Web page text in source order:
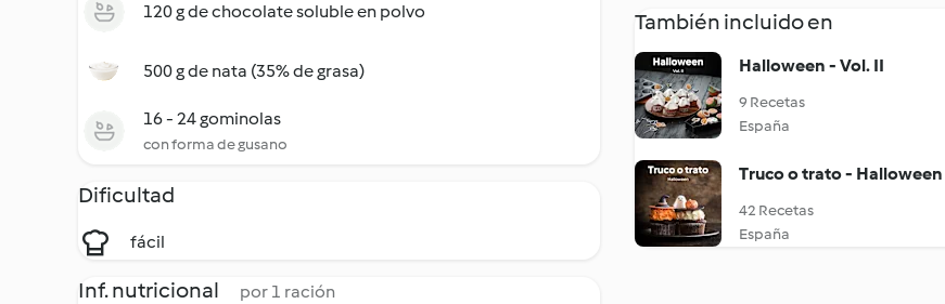
120 g de chocolate soluble en polvo
500 g de nata (35% de grasa)
16 - 24 gominolas
con forma de gusano
Dificultad
fácil
Inf. nutricional por 1 ración
También incluido en
Halloween - Vol. II
9 Recetas
España
Truco o trato - Halloween
42 Recetas
España